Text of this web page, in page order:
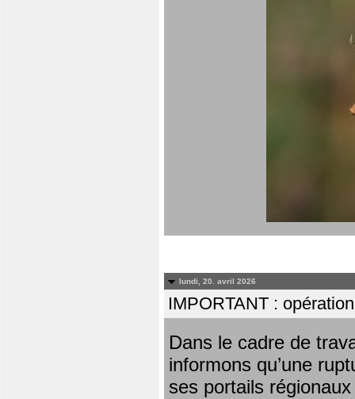
lundi, 20. avril 2026
IMPORTANT :
Dans le cadre de
informons qu’une
ses portails